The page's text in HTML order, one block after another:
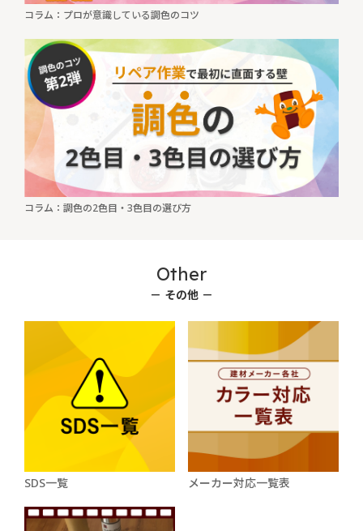
コラム：プロが意識している調色のコツ
コラム：調色の2色目・3色目の選び方
Other
－ その他 －
SDS一覧 メーカー対応一覧表